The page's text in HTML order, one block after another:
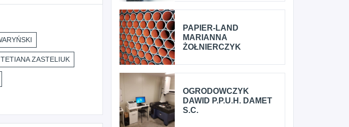
ZASTELIUK
PAPIER-LAND
MARIANNA
ŻOŁNIERCZYK
OGRODOWCZYK
DAWID P.P.U.H. DAMET
S.C.